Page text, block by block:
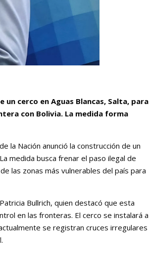
cerco en Aguas Blancas, Salta, para
con Bolivia. La medida forma
la Nación anunció la construcción de un
medida busca frenar el paso ilegal de
las zonas más vulnerables del país para
Bullrich, quien destacó que esta
en las fronteras. El cerco se instalará a
se registran cruces irregulares